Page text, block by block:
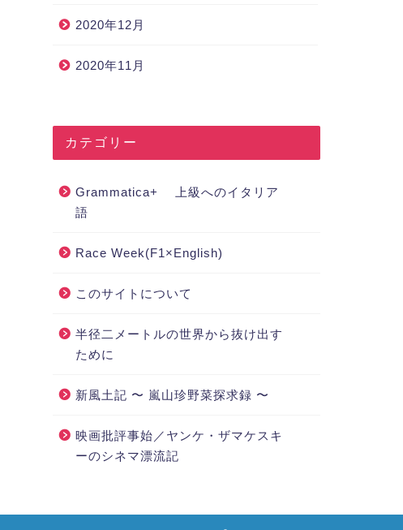
2020年12月
2020年11月
カテゴリー
Grammatica+ 上級へのイタリア
語
Race Week(F1×English)
このサイトについて
半径二メートルの世界から抜け出す
ために
新風土記 〜 嵐山珍野菜探求録 〜
映画批評事始／ヤンケ・ザマケスキ
ーのシネマ漂流記